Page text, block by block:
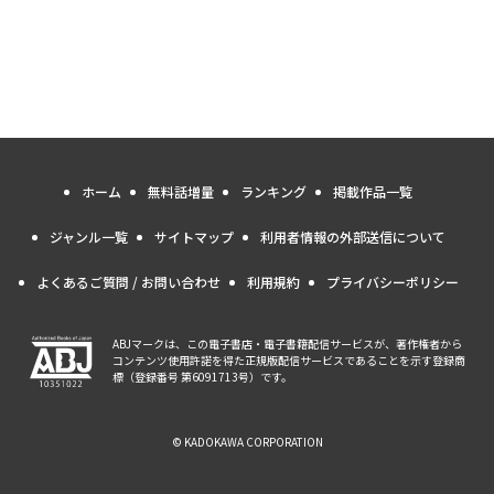
ホーム 無料話増量 ランキング 掲載作品一覧
ジャンル一覧 サイトマップ 利用者情報の外部送信について
よくあるご質問 / お問い合わせ 利用規約 プライバシーポリシー
ABJマークは、この電子書店・電子書籍配信サービスが、著作権者から
コンテンツ使用許諾を得た正規版配信サービスであることを示す登録商
標（登録番号 第6091713号）です。
© KADOKAWA CORPORATION